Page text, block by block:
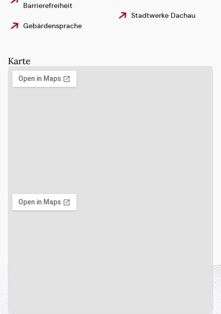
Barrierefreiheit
Gebärdensprache
Stadtwerke Dachau
Karte